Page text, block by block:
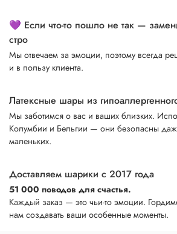
💜 Если что-то пошло не так —
стро
Мы отвечаем за эмоции, поэтому всегда
и в пользу клиента.
Латексные шары из
Мы заботимся о вас и ваших близких.
Колумбии и Бельгии — они безопасны
маленьких.
Доставляем шарики с 2017 года
51 000 поводов для счастья.
Каждый заказ — это чьи-то эмоции.
нам создавать ваши особенные моменты.